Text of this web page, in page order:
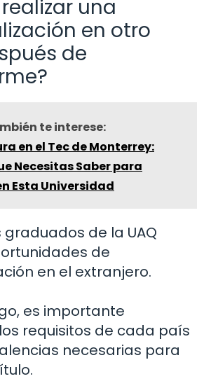
una
en otro
de
te interese:
en el Tec de Monterrey:
Necesitas Saber para
Esta Universidad
graduados de la UAQ
de
en el extranjero.
es importante
requisitos de cada país
necesarias para